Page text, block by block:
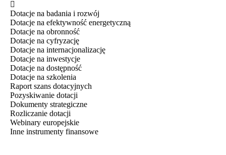
Dotacje na badania i rozwój
Dotacje na efektywność energetyczną
Dotacje na obronność
Dotacje na cyfryzację
Dotacje na internacjonalizację
Dotacje na inwestycje
Dotacje na dostępność
Dotacje na szkolenia
Raport szans dotacyjnych
Pozyskiwanie dotacji
Dokumenty strategiczne
Rozliczanie dotacji
Webinary europejskie
Inne instrumenty finansowe